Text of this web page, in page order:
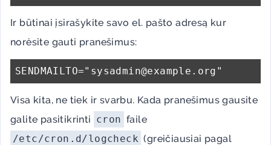
Ir būtinai įsirašykite savo el. pašto adresą kur
norėsite gauti pranešimus:
Visa kita, ne tiek ir svarbu. Kada pranešimus gausite
galite pasitikrinti cron faile
/etc/cron.d/logcheck (greičiausiai pagal